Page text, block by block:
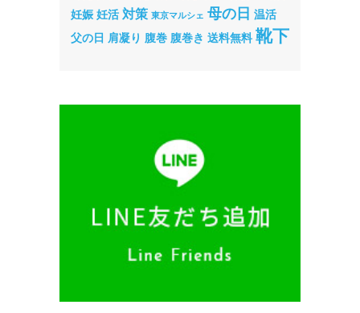
妊娠 妊活 対策 東京マルシェ 母の日 温活
父の日 肩凝り 腹巻 腹巻き 送料無料 靴下